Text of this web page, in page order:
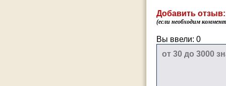
Добавить отзыв:
(если необходим
Вы ввели: 0